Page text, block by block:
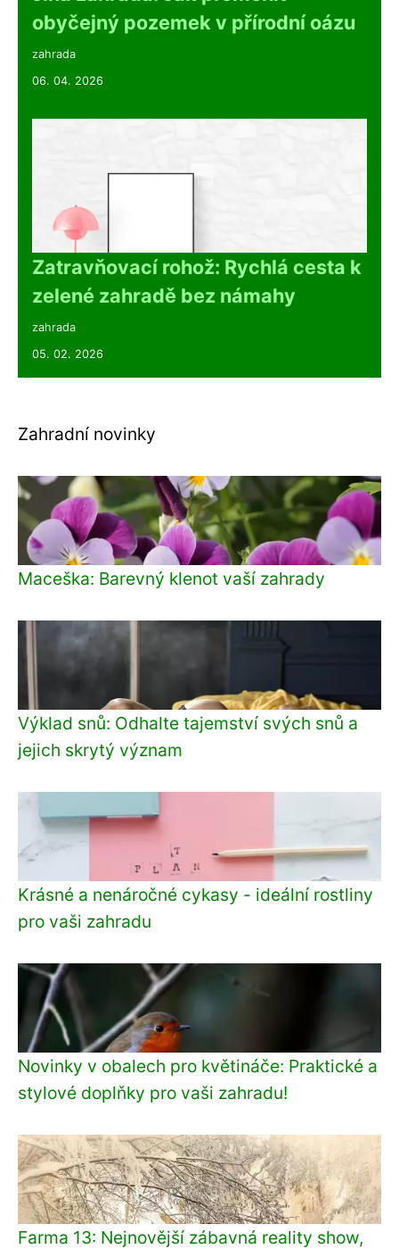
obyčejný pozemek v přírodní oázu
zahrada
06. 04. 2026
Zatravňovací rohož: Rychlá cesta k
zelené zahradě bez námahy
zahrada
05. 02. 2026
Zahradní novinky
Maceška: Barevný klenot vaší zahrady
Výklad snů: Odhalte tajemství svých snů a
jejich skrytý význam
Krásné a nenáročné cykasy - ideální rostliny
pro vaši zahradu
Novinky v obalech pro květináče: Praktické a
stylové doplňky pro vaši zahradu!
Farma 13: Nejnovější zábavná reality show,